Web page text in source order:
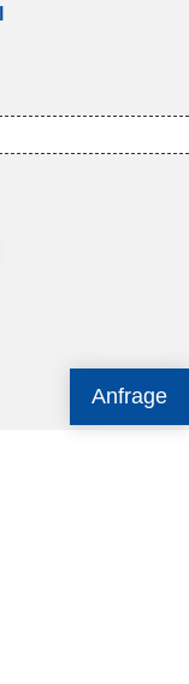
Anfrage